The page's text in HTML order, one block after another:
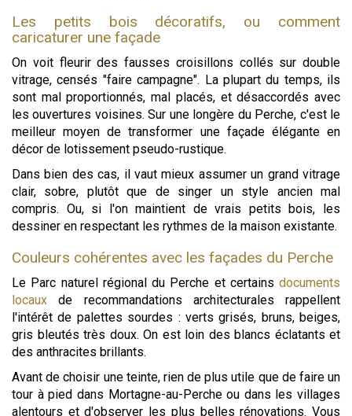
Les petits bois décoratifs, ou comment
caricaturer une façade
On voit fleurir des fausses croisillons collés sur double
vitrage, censés "faire campagne". La plupart du temps, ils
sont mal proportionnés, mal placés, et désaccordés avec
les ouvertures voisines. Sur une longère du Perche, c'est le
meilleur moyen de transformer une façade élégante en
décor de lotissement pseudo-rustique.
Dans bien des cas, il vaut mieux assumer un grand vitrage
clair, sobre, plutôt que de singer un style ancien mal
compris. Ou, si l'on maintient de vrais petits bois, les
dessiner en respectant les rythmes de la maison existante.
Couleurs cohérentes avec les façades du Perche
Le Parc naturel régional du Perche et certains documents
locaux de recommandations architecturales rappellent
l'intérêt de palettes sourdes : verts grisés, bruns, beiges,
gris bleutés très doux. On est loin des blancs éclatants et
des anthracites brillants.
Avant de choisir une teinte, rien de plus utile que de faire un
tour à pied dans Mortagne-au-Perche ou dans les villages
alentours et d'observer les plus belles rénovations. Vous